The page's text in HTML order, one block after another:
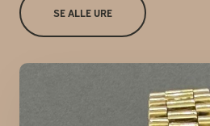
SE ALLE URE